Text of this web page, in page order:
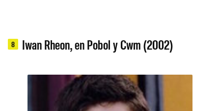
8 Iwan Rheon, en Pobol y Cwm (2002)